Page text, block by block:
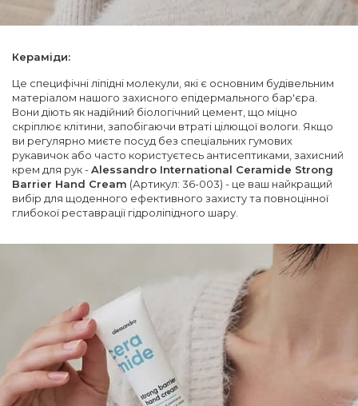
Кераміди:
Це специфічні ліпідні молекули, які є основним будівельним
матеріалом нашого захисного епідермального бар'єра.
Вони діють як надійний біологічний цемент, що міцно
скріплює клітини, запобігаючи втраті цілющої вологи. Якщо
ви регулярно миєте посуд без спеціальних гумових
рукавичок або часто користуєтесь антисептиками, захисний
крем для рук -Alessandro International Ceramide Strong
Barrier Hand Cream (Артикул: 36-003) - це ваш найкращий
вибір для щоденного ефективного захисту та повноцінної
глибокої реставрації гідроліпідного шару.